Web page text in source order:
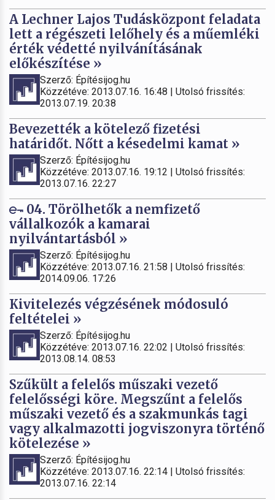
A Lechner Lajos Tudásközpont feladata
lett a régészeti lelőhely és a műemléki
érték védetté nyilvánításának
előkészítése »
Szerző: Építésijog.hu
Közzétéve: 2013.07.16. 16:48 | Utolsó frissítés:
2013.07.19. 20:38
Bevezették a kötelező fizetési
határidőt. Nőtt a késedelmi kamat »
Szerző: Építésijog.hu
Közzétéve: 2013.07.16. 19:12 | Utolsó frissítés:
2013.07.16. 22:27
04. Törölhetők a nemfizető
vállalkozók a kamarai
nyilvántartásból »
Szerző: Építésijog.hu
Közzétéve: 2013.07.16. 21:58 | Utolsó frissítés:
2014.09.06. 17:26
Kivitelezés végzésének módosuló
feltételei »
Szerző: Építésijog.hu
Közzétéve: 2013.07.16. 22:02 | Utolsó frissítés:
2013.08.14. 08:53
Szűkült a felelős műszaki vezető
felelősségi köre. Megszűnt a felelős
műszaki vezető és a szakmunkás tagi
vagy alkalmazotti jogviszonyra történő
kötelezése »
Szerző: Építésijog.hu
Közzétéve: 2013.07.16. 22:14 | Utolsó frissítés:
2013.07.16. 22:14